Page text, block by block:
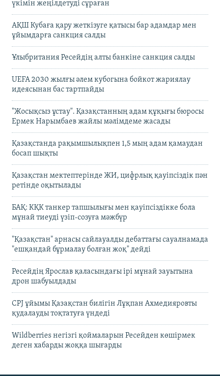
үкімін жеңілдетуді сұраған
АҚШ Кубаға қару жеткізуге қатысы бар адамдар мен
ұйымдарға санкция салды
Ұлыбритания Ресейдің алты банкіне санкция салды
UEFA 2030 жылғы әлем кубогына бойкот жариялау
идеясынан бас тартпайды
"Жосықсыз ұстау". Қазақстанның адам құқығы бюросы
Ермек Нарымбаев жайлы мәлімдеме жасады
Қазақстанда рақымшылықпен 1,5 мың адам қамаудан
босап шықты
Қазақстан мектептерінде ЖИ, цифрлық қауіпсіздік пән
ретінде оқытылады
БАҚ: КҚК танкер тапшылығы мен қауіпсіздікке бола
мұнай тиеуді үзіп-созуға мәжбүр
"Қазақстан" арнасы сайлауалды дебаттағы сауалнамада
"ешқандай бұрмалау болған жоқ" дейді
Ресейдің Ярослав қаласындағы ірі мұнай зауытына
дрон шабуылдады
CPJ ұйымы Қазақстан билігін Лұқпан Ахмедияровты
қудалауды тоқтатуға үндеді
Wildberries негізгі қоймаларын Ресейден көшірмек
деген хабарды жоққа шығарды